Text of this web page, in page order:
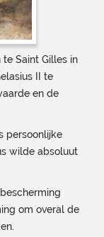
te Saint Gilles in
II te
en de
persoonlijke
wilde absoluut
om overal de